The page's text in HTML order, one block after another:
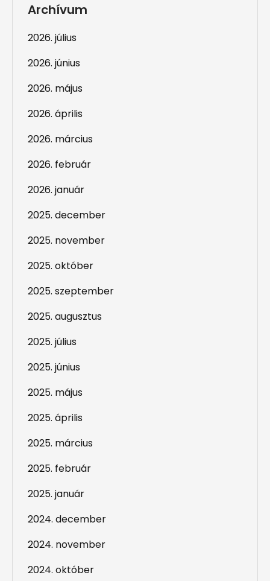
Archívum
2026. július
2026. június
2026. május
2026. április
2026. március
2026. február
2026. január
2025. december
2025. november
2025. október
2025. szeptember
2025. augusztus
2025. július
2025. június
2025. május
2025. április
2025. március
2025. február
2025. január
2024. december
2024. november
2024. október